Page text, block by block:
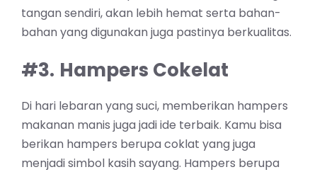
tangan sendiri, akan lebih hemat serta bahan-
bahan yang digunakan juga pastinya berkualitas.
#3. Hampers Cokelat
Di hari lebaran yang suci, memberikan hampers
makanan manis juga jadi ide terbaik. Kamu bisa
berikan hampers berupa coklat yang juga
menjadi simbol kasih sayang. Hampers berupa